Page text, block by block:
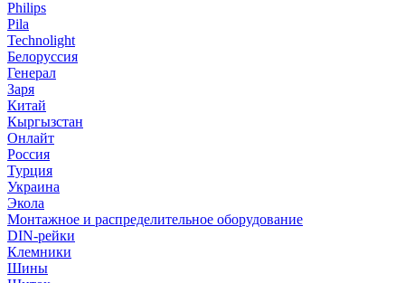
Philips
Pila
Technolight
Белоруссия
Генерал
Заря
Китай
Кыргызстан
Онлайт
Россия
Турция
Украина
Экола
Монтажное и распределительное оборудование
DIN-рейки
Клемники
Шины